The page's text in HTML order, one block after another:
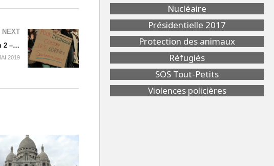
NEXT
Lycéens pour la planète, leçon 2 – Février 2019
2019
Nucléaire
Présidentielle 2017
Protection des animaux
Réfugiés
SOS Tout-Petits
Violences policières